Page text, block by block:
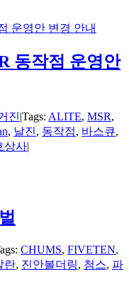
운영안 변경 안내
동작점 운영안
진|Tags: ALITE, MSR,
, 날진, 동작점, 바스큐,
상사|
CHUMS, FIVETEN,
란, 진안볼더링, 첨스, 파